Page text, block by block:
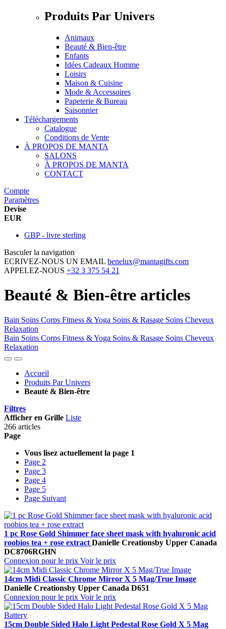
Produits Par Univers
Animaux
Beauté & Bien-être
Enfants
Idées Cadeaux Homme
Loisirs
Maison & Cuisine
Mode & Accessoires
Papeterie & Bureau
Saisonnier
Téléchargements
Catalogue
Conditions de Vente
À PROPOS DE MANTA
SALONS
À PROPOS DE MANTA
CONTACT
Compte
Paramètres
Devise
EUR
GBP - livre sterling
Basculer la navigation
ECRIVEZ-NOUS UN EMAIL benelux@mantagifts.com
APPELEZ-NOUS +32 3 375 54 21
Beauté & Bien-être articles
Bain Soins Corps Fitness & Yoga Soins & Rasage Soins Cheveux
Relaxation
Bain Soins Corps Fitness & Yoga Soins & Rasage Soins Cheveux
Relaxation
Accueil
Produits Par Univers
Beauté & Bien-être
Filtres
Afficher en Grille Liste
266 articles
Page
Vous lisez actuellement la page 1
Page 2
Page 3
Page 4
Page 5
Page Suivant
1 pc Rose Gold Shimmer face sheet mask with hyaluronic acid
roobios tea + rose extract Danielle Creationsby Upper Canada
DC8706RGHN
Connexion pour le prix Voir le prix
14cm Midi Classic Chrome Mirror X 5 Mag/True Image
Danielle Creationsby Upper Canada D651
Connexion pour le prix Voir le prix
15cm Double Sided Halo Light Pedestal Rose Gold X 5 Mag